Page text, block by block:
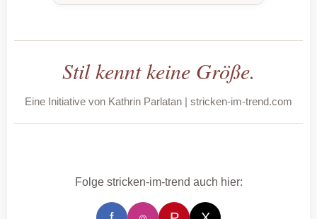
Stil kennt keine Größe.
Eine Initiative von Kathrin Parlatan | stricken-im-trend.com
Folge stricken-im-trend auch hier: